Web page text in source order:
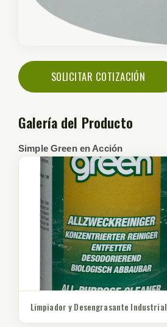
SOLICITAR COTIZACIÓN
Galería del Producto
Simple Green en Acción
Limpiador y Desengrasante Industrial